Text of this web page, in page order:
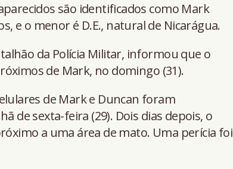
são identificados como Mark
e o menor é D.E., natural de Nicarágua.
da Polícia Militar, informou que o
de Mark, no domingo (31).
de Mark e Duncan foram
de sexta-feira (29). Dois dias depois, o
a uma área de mato. Uma perícia foi